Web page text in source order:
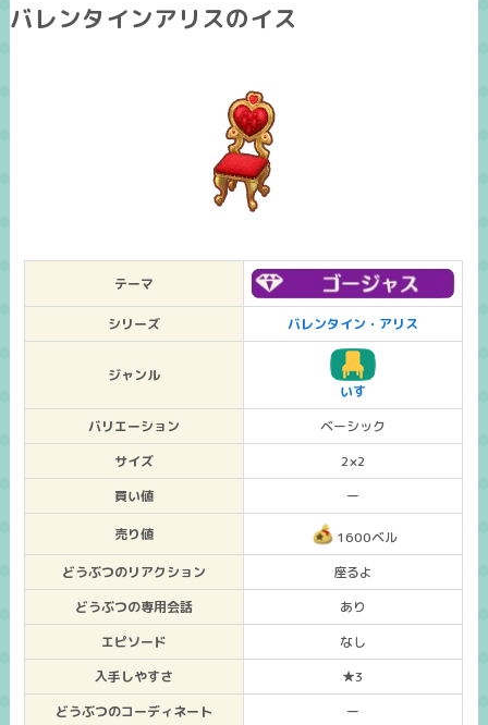
バレンタインアリスのイス
テーマ
シリーズ バレンタイン・アリス
ジャンル
いす
バリエーション
ベーシック
サイズ
2×2
買い値
ー
売り値
1600ベル
どうぶつのリアクション
座るよ
どうぶつの専用会話
あり
エピソード
なし
入手しやすさ
★3
どうぶつのコーディネート
ー